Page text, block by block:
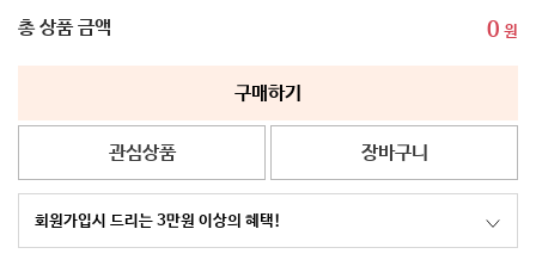
총 상품 금액 0 원
구매하기
관심상품 장바구니
회원가입시 드리는 3만원 이상의 혜택!